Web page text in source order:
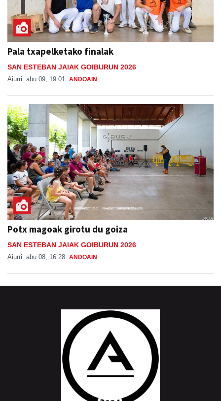
Pala txapelketako finalak
SAN ESTEBAN JAIAK GOIBURUN 2026
Aiurri abu 09, 19:01 ANDOAIN
Potx magoak girotu du goiza
SAN ESTEBAN JAIAK GOIBURUN 2026
Aiurri abu 08, 16:28 ANDOAIN